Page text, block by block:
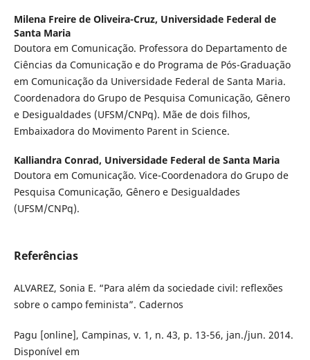
Milena Freire de Oliveira-Cruz, Universidade Federal de
Santa Maria
Doutora em Comunicação. Professora do Departamento de
Ciências da Comunicação e do Programa de Pós-Graduação
em Comunicação da Universidade Federal de Santa Maria.
Coordenadora do Grupo de Pesquisa Comunicação, Gênero
e Desigualdades (UFSM/CNPq). Mãe de dois filhos,
Embaixadora do Movimento Parent in Science.
Kalliandra Conrad, Universidade Federal de Santa Maria
Doutora em Comunicação. Vice-Coordenadora do Grupo de
Pesquisa Comunicação, Gênero e Desigualdades
(UFSM/CNPq).
Referências
ALVAREZ, Sonia E. “Para além da sociedade civil: reflexões
sobre o campo feminista”. Cadernos
Pagu [online], Campinas, v. 1, n. 43, p. 13-56, jan./jun. 2014.
Disponível em